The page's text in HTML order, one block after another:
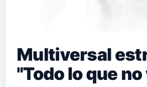
Multiversal
"Todo lo que